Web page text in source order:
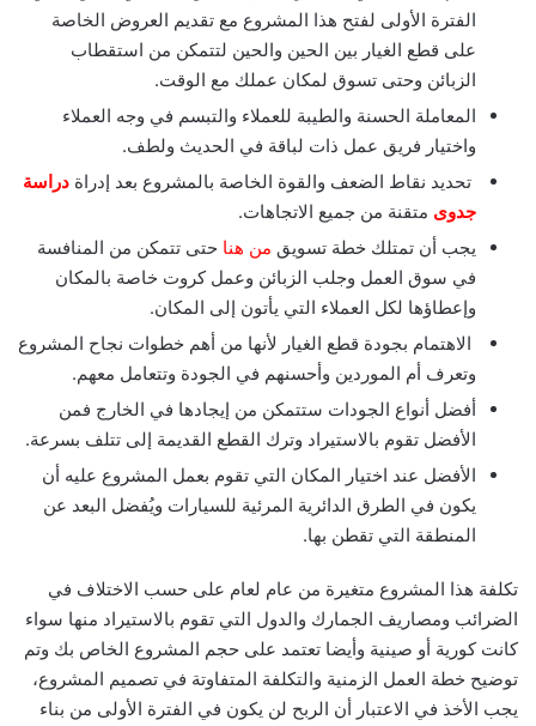
الفترة الأولى لفتح هذا المشروع مع تقديم العروض الخاصة
على قطع الغيار بين الحين والحين لتتمكن من استقطاب
الزبائن وحتى تسوق لمكان عملك مع الوقت.
المعاملة الحسنة والطيبة للعملاء والتبسم في وجه العملاء
واختيار فريق عمل ذات لباقة في الحديث ولطف.
تحديد نقاط الضعف والقوة الخاصة بالمشروع بعد إدراة دراسة
جدوى متقنة من جميع الاتجاهات.
يجب أن تمتلك خطة تسويق من هنا حتى تتمكن من المنافسة
في سوق العمل وجلب الزبائن وعمل كروت خاصة بالمكان
وإعطاؤها لكل العملاء التي يأتون إلى المكان.
الاهتمام بجودة قطع الغيار لأنها من أهم خطوات نجاح المشروع
وتعرف أم الموردين وأحسنهم في الجودة وتتعامل معهم.
أفضل أنواع الجودات ستتمكن من إيجادها في الخارج فمن
الأفضل تقوم بالاستيراد وترك القطع القديمة إلى تتلف بسرعة.
الأفضل عند اختيار المكان التي تقوم بعمل المشروع عليه أن
يكون في الطرق الدائرية المرئية للسيارات ويُفضل البعد عن
المنطقة التي تقطن بها.
تكلفة هذا المشروع متغيرة من عام لعام على حسب الاختلاف في
الضرائب ومصاريف الجمارك والدول التي تقوم بالاستيراد منها سواء
كانت كورية أو صينية وأيضا تعتمد على حجم المشروع الخاص بك وتم
توضيح خطة العمل الزمنية والتكلفة المتفاوتة في تصميم المشروع،
يجب الأخذ في الاعتبار أن الربح لن يكون في الفترة الأولى من بناء